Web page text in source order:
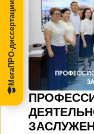
МегаПРО-диссертации